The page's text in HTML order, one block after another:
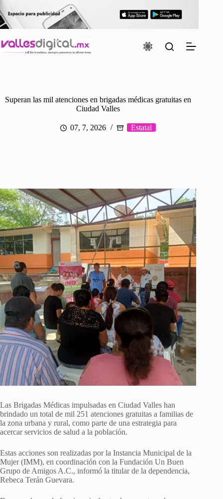
al
contenido
Superan las mil atenciones en brigadas médicas gratuitas en
Ciudad Valles
07, 7, 2026 Estatal
Las Brigadas Médicas impulsadas en Ciudad Valles han
brindado un total de mil 251 atenciones gratuitas a familias de
la zona urbana y rural, como parte de una estrategia para
acercar servicios de salud a la población.
Estas acciones son realizadas por la Instancia Municipal de la
Mujer (IMM), en coordinación con la Fundación Un Buen
Grupo de Amigos A.C., informó la titular de la dependencia,
Rebeca Terán Guevara.